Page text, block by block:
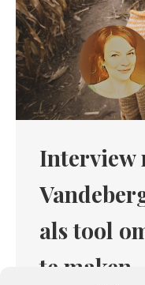
Interview
als tool
te maken